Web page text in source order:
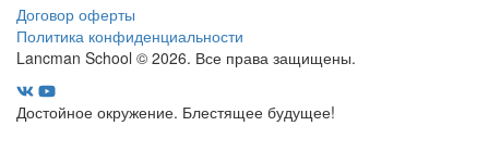
Договор оферты
Политика конфиденциальности
Lancman School © 2026. Все права защищены.
Достойное окружение. Блестящее будущее!